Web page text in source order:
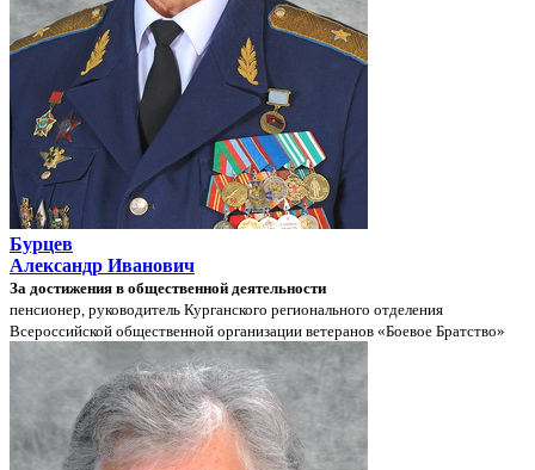
Бурцев
Александр Иванович
За достижения в общественной деятельности
пенсионер, руководитель Курганского регионального отделения
Всероссийской общественной организации ветеранов «Боевое Братство»